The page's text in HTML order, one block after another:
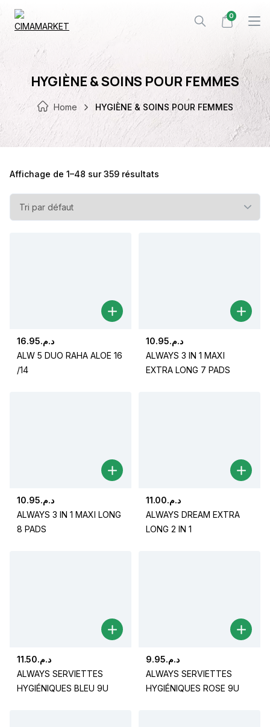
Skip
0
HYGIÈNE & SOINS POUR FEMMES
Home HYGIÈNE & SOINS POUR FEMMES
Affichage de 1–48 sur 359 résultats
د.م.16.95
ALW 5 DUO RAHA ALOE 16
/14
د.م.10.95
ALWAYS 3 IN 1 MAXI
EXTRA LONG 7 PADS
د.م.10.95
ALWAYS 3 IN 1 MAXI LONG
8 PADS
د.م.11.00
ALWAYS DREAM EXTRA
LONG 2 IN 1
د.م.11.50
ALWAYS SERVIETTES
HYGIÉNIQUES BLEU 9U
د.م.9.95
ALWAYS SERVIETTES
HYGIÉNIQUES ROSE 9U